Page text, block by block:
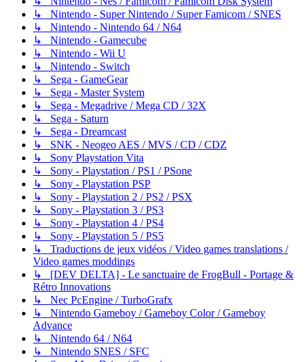
↳ Nintendo - Super Nintendo / Super Famicom / SNES
↳ Nintendo - Nintendo 64 / N64
↳ Nintendo - Gamecube
↳ Nintendo - Wii U
↳ Nintendo - Switch
↳ Sega - GameGear
↳ Sega - Master System
↳ Sega - Megadrive / Mega CD / 32X
↳ Sega - Saturn
↳ Sega - Dreamcast
↳ SNK - Neogeo AES / MVS / CD / CDZ
↳ Sony Playstation Vita
↳ Sony - Playstation / PS1 / PSone
↳ Sony - Playstation PSP
↳ Sony - Playstation 2 / PS2 / PSX
↳ Sony - Playstation 3 / PS3
↳ Sony - Playstation 4 / PS4
↳ Sony - Playstation 5 / PS5
↳ Traductions de jeux vidéos / Video games translations /
Video games moddings
↳ [DEV DELTA] - Le sanctuaire de FrogBull - Portage &
Rétro Innovations
↳ Nec PcEngine / TurboGrafx
↳ Nintendo Gameboy / Gameboy Color / Gameboy
Advance
↳ Nintendo 64 / N64
↳ Nintendo SNES / SFC